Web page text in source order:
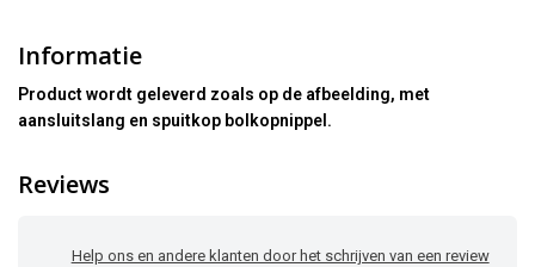
Informatie
Product wordt geleverd zoals op de afbeelding, met
aansluitslang en spuitkop bolkopnippel.
Reviews
Help ons en andere klanten door het schrijven van een review